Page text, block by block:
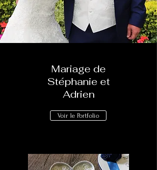
Mariage de
Stéphanie et
Adrien
Voir le Portfolio